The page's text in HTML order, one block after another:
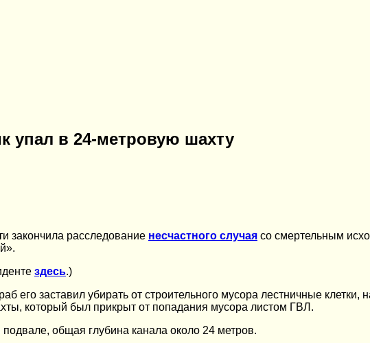
упал в 24-метровую шахту
закончила расследование несчастного случая со смертельным
здесь.)
заставил убирать от строительного мусора лестничные клетки,
который был прикрыт от попадания мусора листом ГВЛ.
общая глубина канала около 24 метров.